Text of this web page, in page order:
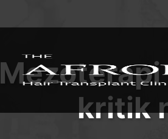
Mezoterapi
kritik